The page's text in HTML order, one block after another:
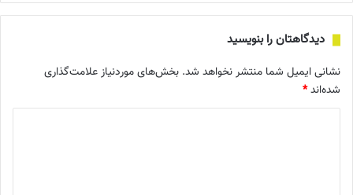
دیدگاهتان را بنویسید
نشانی ایمیل شما منتشر نخواهد شد. بخش‌های موردنیاز علامت‌گذاری
شده‌اند*